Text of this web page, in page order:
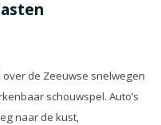
de Zeeuwse snelwegen
schouwspel. Auto’s
naar de kust,